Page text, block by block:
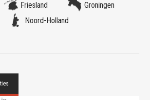
Friesland
Groningen
Noord-Holland